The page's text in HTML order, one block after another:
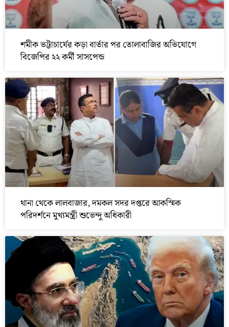
শমীক ভট্টাচার্যের কড়া বার্তার পর তোলাবাজির অভিযোগে
বিজেপির ২২ কর্মী সাসপেন্ড
থানা থেকে লালবাজার, দমকল সদর দপ্তরে আকস্মিক
পরিদর্শনে মুখ্যমন্ত্রী শুভেন্দু অধিকারী